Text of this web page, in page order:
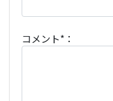
コメント*：